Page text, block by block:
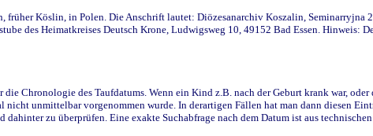
Köslin, in Polen. Die Anschrift lautet: Diözesanarchiv Koszalin, Seminarryjna
des Heimatkreises Deutsch Krone, Ludwigsweg 10, 49152 Bad Essen. Hinweis:
Chronologie des Taufdatums. Wenn ein Kind z.B. nach der Geburt krank war,
unmittelbar vorgenommen wurde. In derartigen Fällen hat man dann diesen
zu überprüfen. Eine exakte Suchabfrage nach dem Datum ist aus